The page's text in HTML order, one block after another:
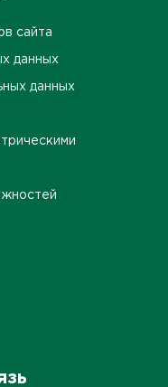
сайта
данных
данных